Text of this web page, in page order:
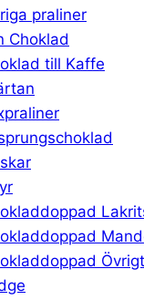
praliner
Choklad
till Kaffe
Övrigt